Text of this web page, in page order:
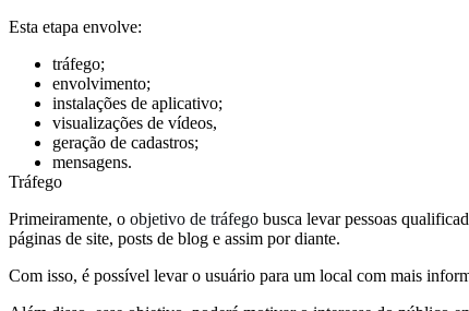
Esta etapa envolve:
tráfego;
envolvimento;
instalações de aplicativo;
visualizações de vídeos,
geração de cadastros;
mensagens.
Tráfego
Primeiramente, o objetivo de tráfego busca levar pessoas
páginas de site, posts de blog e assim por diante.
Com isso, é possível levar o usuário para um local com mais